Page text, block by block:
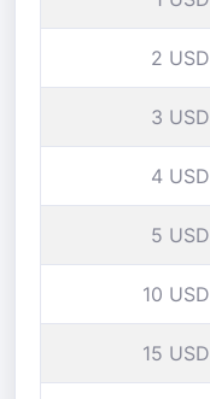
2 USD
3 USD
4 USD
5 USD
10 USD
15 USD